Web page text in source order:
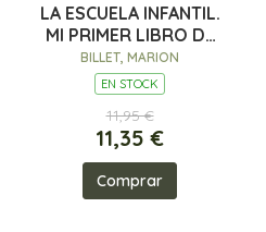
LA ESCUELA INFANTIL.
MI PRIMER LIBRO DE
SONIDOS
BILLET, MARION
EN STOCK
11,95 €
11,35 €
Comprar